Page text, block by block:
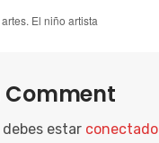
El niño artista
Comment
estar conectado